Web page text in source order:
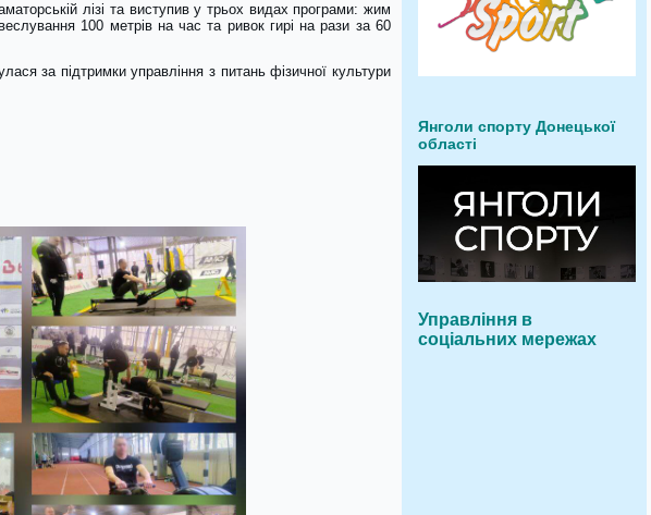
лізі та виступив у трьох видах програми: жим
100 метрів на час та ривок гирі на рази за 60
за підтримки управління з питань фізичної культури
Янголи спорту Донецької
області
Управління в
соціальних мережах